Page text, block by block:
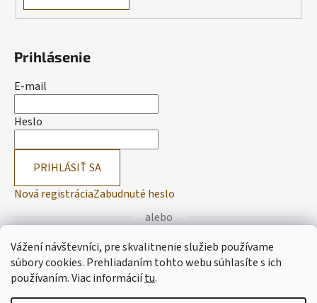
Vážení návštevníci, pre skvalitnenie služieb používame
súbory cookies. Prehliadaním tohto webu súhlasíte s ich
používaním.Viac informáciítu.
Prihlásenie
E-mail
Heslo
PRIHLÁSIŤ SA
Nová registráciaZabudnuté heslo
alebo
Prihlásiť sa cez Facebook
Prihlásiť sa cez Google